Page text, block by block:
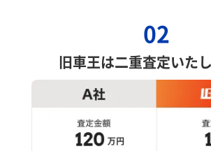
02
旧車王は二重査定いた